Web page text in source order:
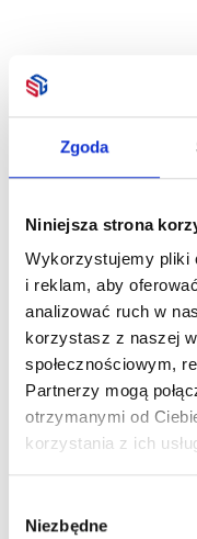
Zgoda
Niniejsza strona
Wykorzystujemy pliki
i reklam, aby
analizować ruch w
korzystasz z naszej
społecznościowym,
Partnerzy mogą
otrzymanymi od
korzystania z ich
zgody
Niezbędne